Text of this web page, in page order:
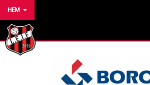
HEM
HEM